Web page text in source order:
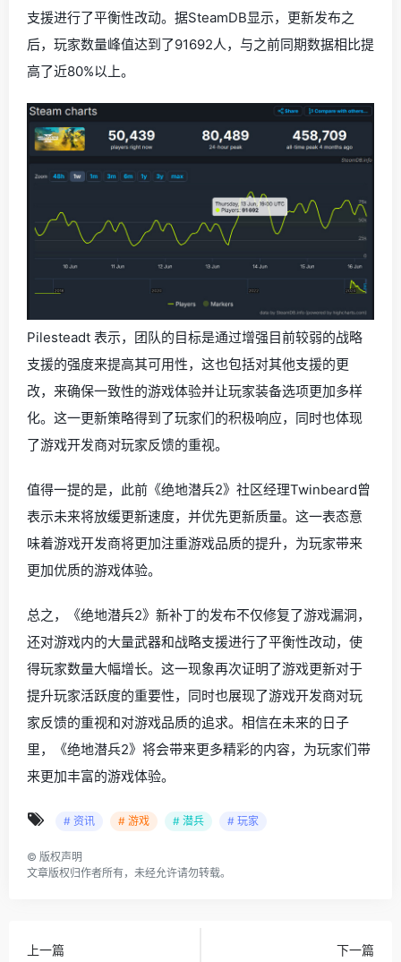
支援进行了平衡性改动。据SteamDB显示，更新发布之
后，玩家数量峰值达到了91692人，与之前同期数据相比提
高了近80%以上。
Pilesteadt 表示，团队的目标是通过增强目前较弱的战略
支援的强度来提高其可用性，这也包括对其他支援的更
改，来确保一致性的游戏体验并让玩家装备选项更加多样
化。这一更新策略得到了玩家们的积极响应，同时也体现
了游戏开发商对玩家反馈的重视。
值得一提的是，此前《绝地潜兵2》社区经理Twinbeard曾
表示未来将放缓更新速度，并优先更新质量。这一表态意
味着游戏开发商将更加注重游戏品质的提升，为玩家带来
更加优质的游戏体验。
总之，《绝地潜兵2》新补丁的发布不仅修复了游戏漏洞，
还对游戏内的大量武器和战略支援进行了平衡性改动，使
得玩家数量大幅增长。这一现象再次证明了游戏更新对于
提升玩家活跃度的重要性，同时也展现了游戏开发商对玩
家反馈的重视和对游戏品质的追求。相信在未来的日子
里，《绝地潜兵2》将会带来更多精彩的内容，为玩家们带
来更加丰富的游戏体验。
# 资讯 # 游戏 # 潜兵 # 玩家
© 版权声明
文章版权归作者所有，未经允许请勿转载。
上一篇 下一篇